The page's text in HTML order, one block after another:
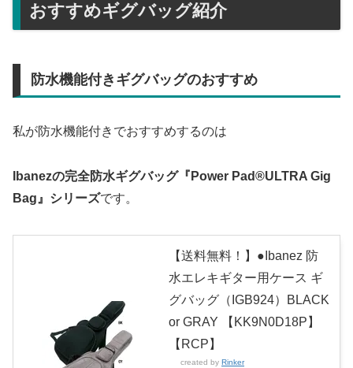
おすすめギグバッグ紹介
防水機能付きギグバッグのおすすめ
私が防水機能付きでおすすめするのは
Ibanezの完全防水ギグバッグ『Power Pad®︎ULTRA Gig
Bag』シリーズです。
【送料無料！】●Ibanez 防
水エレキギター用ケース ギ
グバッグ（IGB924）BLACK
or GRAY 【KK9N0D18P】
【RCP】
created by Rinker